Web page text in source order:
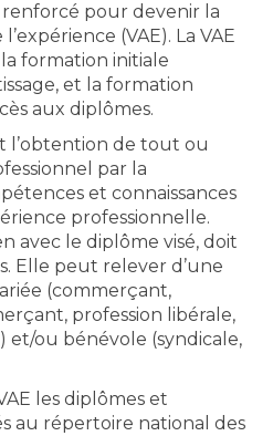
renforcé pour devenir la
(VAE). La VAE
formation initiale
et la formation
aux diplômes.
l’obtention de tout ou
par la
et connaissances
professionnelle.
avec le diplôme visé, doit
Elle peut relever d’une
(commerçant,
profession libérale,
ou bénévole (syndicale,
les diplômes et
au répertoire national des